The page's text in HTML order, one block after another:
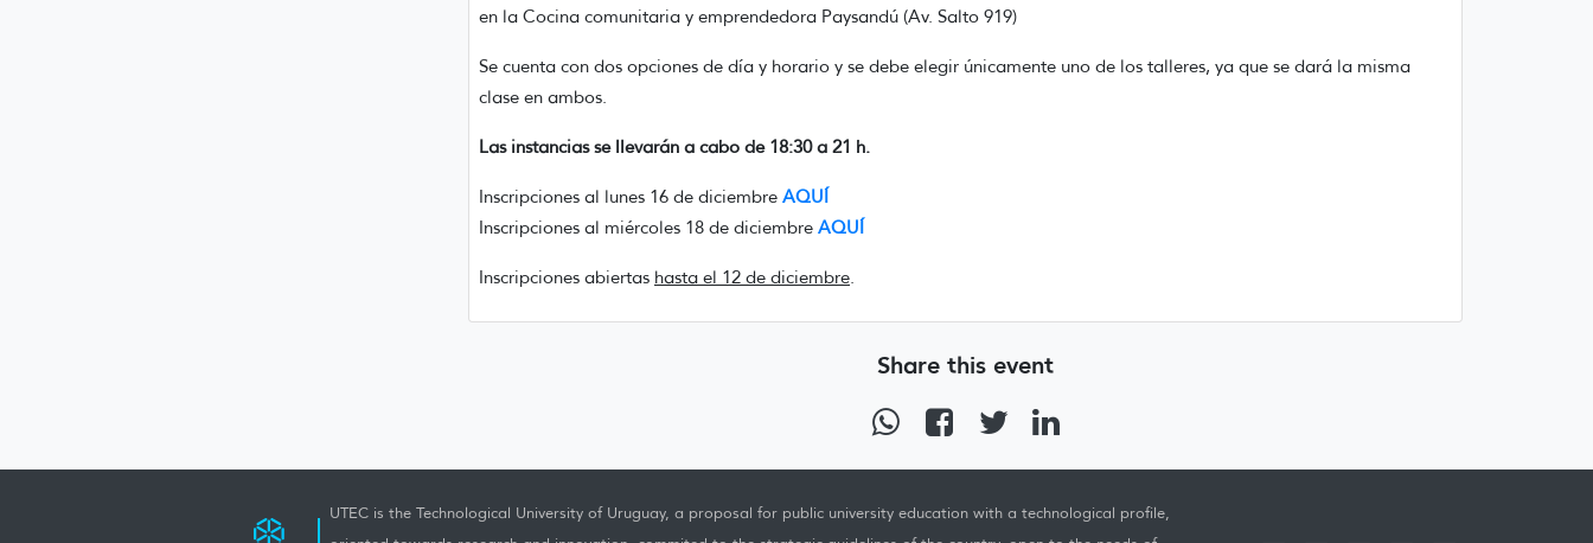
en la Cocina comunitaria y emprendedora Paysandú (Av. Salto 919)
Se cuenta con dos opciones de día y horario y se debe elegir únicamente uno de los talleres, ya que se dará la misma
clase en ambos.
Las instancias se llevarán a cabo de 18:30 a 21 h.
Inscripciones al lunes 16 de diciembre AQUÍ
Inscripciones al miércoles 18 de diciembre AQUÍ
Inscripciones abiertas hasta el 12 de diciembre.
Share this event
UTEC is the Technological University of Uruguay, a proposal for public university education with a technological profile,